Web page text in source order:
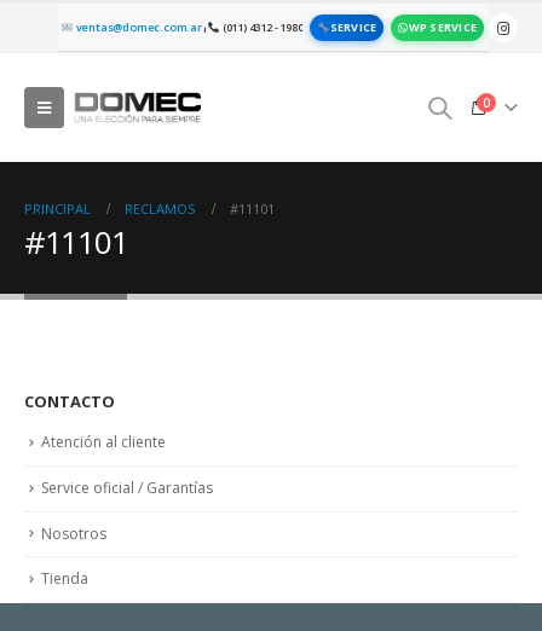
ventas@domec.com.ar| (011) 4312 - 1980 SERVICE WP SERVICE
0
PRINCIPAL RECLAMOS #11101
#11101
CONTACTO
Atención al cliente
Service oficial / Garantías
Nosotros
Tienda